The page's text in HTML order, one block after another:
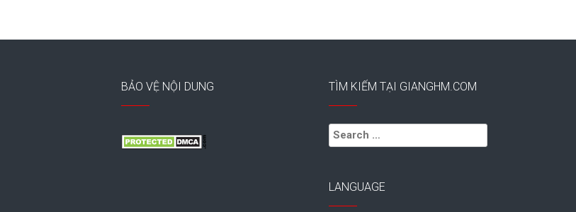
BẢO VỆ NỘI DUNG TÌM KIẾM TẠI GIANGHM.COM
Search
for:
LANGUAGE